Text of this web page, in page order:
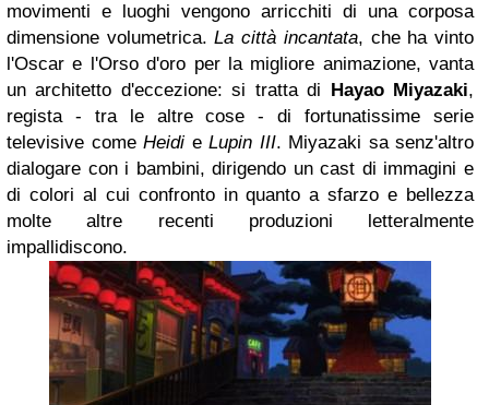
movimenti e luoghi vengono arricchiti di una corposa
dimensione volumetrica.La città incantata, che ha vinto
l'Oscar e l'Orso d'oro per la migliore animazione, vanta
un architetto d'eccezione: si tratta di Hayao Miyazaki,
regista - tra le altre cose - di fortunatissime serie
televisive come Heidi e Lupin III. Miyazaki sa senz'altro
dialogare con i bambini, dirigendo un cast di immagini e
di colori al cui confronto in quanto a sfarzo e bellezza
molte altre recenti produzioni letteralmente
impallidiscono.